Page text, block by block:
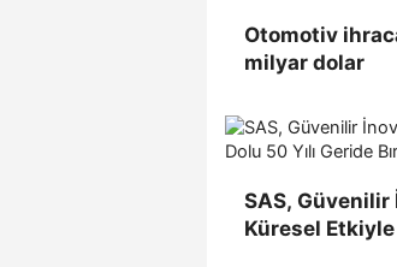
Otomotiv
milyar dolar
SAS, Güvenilir
Küresel Etkiyle